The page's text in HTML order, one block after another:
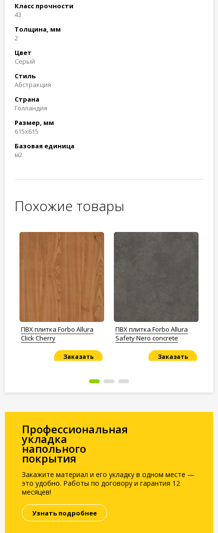
Класс прочности
43
Толщина, мм
2
Цвет
Серый
Стиль
Абстракция
Страна
Голландия
Размер, мм
615x615
Базовая единица
м2
Похожие товары
ПВХ плитка Forbo Allura
Click Cherry
Заказать
ПВХ плитка Forbo Allura
Safety Nero concrete
Заказать
Профессиональная
укладка
напольного
покрытия
Закажите материал и его укладку в одном месте —
это удобно. Работы по договору и гарантия 12
месяцев!
Узнать подробнее